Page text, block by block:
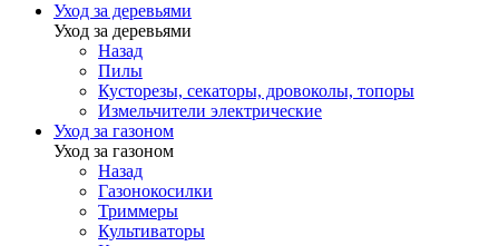
Уход за деревьями
Уход за деревьями
Назад
Пилы
Кусторезы, секаторы, дровоколы, топоры
Измельчители электрические
Уход за газоном
Уход за газоном
Назад
Газонокосилки
Триммеры
Культиваторы